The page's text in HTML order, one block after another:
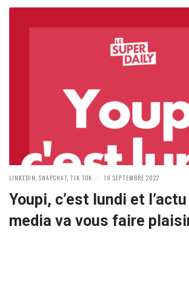
POSTED
LINKEDIN, SNAPCHAT, TIK TOK
POSTED
19 SEPTEMBRE 2022
Youpi, c’est lundi et
media va vous faire